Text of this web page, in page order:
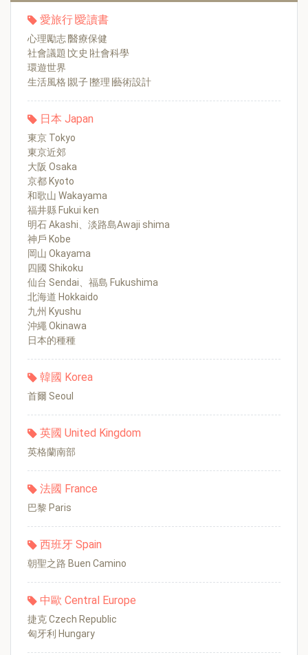
愛旅行∣愛讀書
心理勵志∣醫療保健
社會議題∣文史∣社會科學
環遊世界
生活風格∣親子∣整理∣藝術設計
日本 Japan
東京 Tokyo
東京近郊
大阪 Osaka
京都 Kyoto
和歌山 Wakayama
福井縣 Fukui ken
明石 Akashi、淡路島Awaji shima
神戶 Kobe
岡山 Okayama
四國 Shikoku
仙台 Sendai、福島 Fukushima
北海道 Hokkaido
九州 Kyushu
沖繩 Okinawa
日本的種種
韓國 Korea
首爾 Seoul
英國 United Kingdom
英格蘭南部
法國 France
巴黎 Paris
西班牙 Spain
朝聖之路 Buen Camino
中歐 Central Europe
捷克 Czech Republic
匈牙利 Hungary